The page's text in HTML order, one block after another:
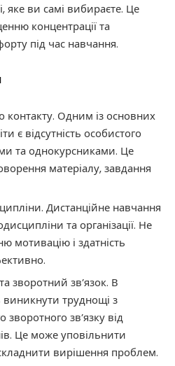
яке ви самі вибираєте. Це
концентрації та
під час навчання.
контакту. Одним із основних
є відсутність особистого
та однокурсниками. Це
матеріалу, завдання
Дистанційне навчання
та організації. Не
мотивацію і здатність
зворотний зв’язок. В
труднощі з
зв’язку від
Це може уповільнити
вирішення проблем.